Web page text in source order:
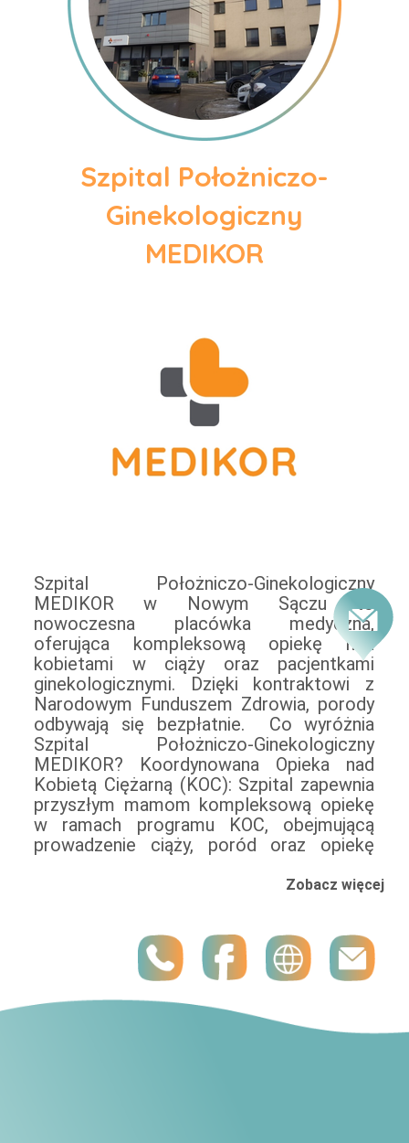
Szpital Położniczo-
Ginekologiczny
MEDIKOR
Szpital Położniczo-Ginekologiczny
MEDIKOR w Nowym Sączu to
nowoczesna placówka medyczna,
oferująca kompleksową opiekę nad
kobietami w ciąży oraz pacjentkami
ginekologicznymi. Dzięki kontraktowi z
Narodowym Funduszem Zdrowia, porody
odbywają się bezpłatnie. Co wyróżnia
Szpital Położniczo-Ginekologiczny
MEDIKOR? Koordynowana Opieka nad
Kobietą Ciężarną (KOC): Szpital zapewnia
przyszłym mamom kompleksową opiekę
w ramach programu KOC, obejmującą
prowadzenie ciąży, poród oraz opiekę
poporodową. Bezpłatna Szkoła Rodzenia:
MEDIKOR prowadzi bezpłatne zajęcia w
Szkole Rodzenia, przygotowujące
rodziców do porodu i opieki nad
noworodkiem. Zajęcia prowadzone są
przez doświadczonych specjalistów.
Nowoczesne sale porodowe i pokoje
rodzinne: Placówka dysponuje
nowoczesnymi salami przedporodowymi i
porodowymi oraz 14 pokojami
działającymi w systemie rooming-in,
zapewniającymi komfortowy pobyt matki
z dzieckiem. Wysokospecjalistyczna
aparatura medyczna: Szpital wyposażony
jest w zaawansowany sprzęt medyczny, w
tym inkubatory hybrydowe oraz
nowoczesne respiratory z funkcją
oscylacji, co umożliwia opiekę nad
noworodkami wymagającymi intensywnej
terapii. Porody rodzinne i metody
łagodzenia bólu: MEDIKOR umożliwia
obecność osoby towarzyszącej podczas
porodu oraz oferuje zarówno
farmakologiczne, jak i niefarmakologiczne
Zobacz więcej